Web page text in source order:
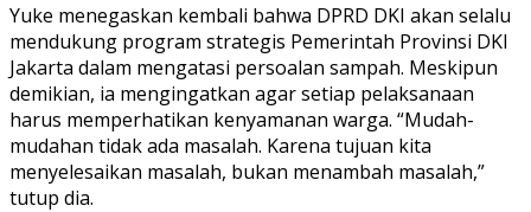
Yuke menegaskan kembali bahwa DPRD DKI akan selalu
mendukung program strategis Pemerintah Provinsi DKI
Jakarta dalam mengatasi persoalan sampah. Meskipun
demikian, ia mengingatkan agar setiap pelaksanaan
harus memperhatikan kenyamanan warga. “Mudah-
mudahan tidak ada masalah. Karena tujuan kita
menyelesaikan masalah, bukan menambah masalah,”
tutup dia.